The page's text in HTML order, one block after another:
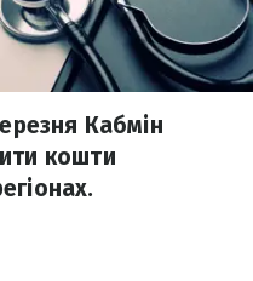
Кабмін
кошти